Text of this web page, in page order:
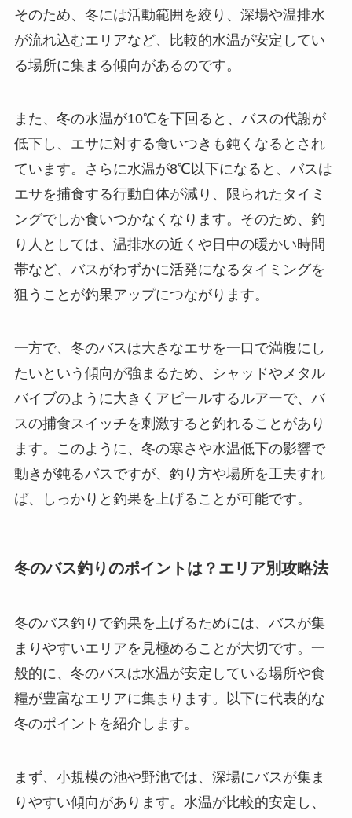
そのため、冬には活動範囲を絞り、深場や温排水
が流れ込むエリアなど、比較的水温が安定してい
る場所に集まる傾向があるのです。
また、冬の水温が10℃を下回ると、バスの代謝が
低下し、エサに対する食いつきも鈍くなるとされ
ています。さらに水温が8℃以下になると、バスは
エサを捕食する行動自体が減り、限られたタイミ
ングでしか食いつかなくなります。そのため、釣
り人としては、温排水の近くや日中の暖かい時間
帯など、バスがわずかに活発になるタイミングを
狙うことが釣果アップにつながります。
一方で、冬のバスは大きなエサを一口で満腹にし
たいという傾向が強まるため、シャッドやメタル
バイブのように大きくアピールするルアーで、バ
スの捕食スイッチを刺激すると釣れることがあり
ます。このように、冬の寒さや水温低下の影響で
動きが鈍るバスですが、釣り方や場所を工夫すれ
ば、しっかりと釣果を上げることが可能です。
冬のバス釣りのポイントは？エリア別攻略法
冬のバス釣りで釣果を上げるためには、バスが集
まりやすいエリアを見極めることが大切です。一
般的に、冬のバスは水温が安定している場所や食
糧が豊富なエリアに集まります。以下に代表的な
冬のポイントを紹介します。
まず、小規模の池や野池では、深場にバスが集ま
りやすい傾向があります。水温が比較的安定し、